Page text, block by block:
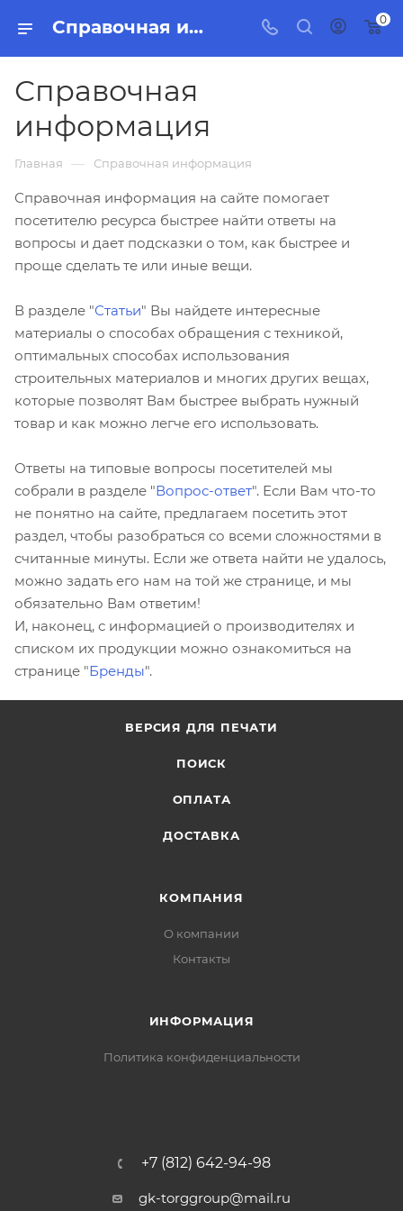
Справочная информация 0
Справочная
информация
Главная — Справочная информация
Справочная информация на сайте помогает
посетителю ресурса быстрее найти ответы на
вопросы и дает подсказки о том, как быстрее и
проще сделать те или иные вещи.
В разделе "Статьи" Вы найдете интересные
материалы о способах обращения с техникой,
оптимальных способах использования
строительных материалов и многих других вещах,
которые позволят Вам быстрее выбрать нужный
товар и как можно легче его использовать.
Ответы на типовые вопросы посетителей мы
собрали в разделе "Вопрос-ответ". Если Вам что-то
не понятно на сайте, предлагаем посетить этот
раздел, чтобы разобраться со всеми сложностями в
считанные минуты. Если же ответа найти не удалось,
можно задать его нам на той же странице, и мы
обязательно Вам ответим!
И, наконец, с информацией о производителях и
списком их продукции можно ознакомиться на
странице "Бренды".
ВЕРСИЯ ДЛЯ ПЕЧАТИ
ПОИСК
ОПЛАТА
ДОСТАВКА
КОМПАНИЯ
О компании
Контакты
ИНФОРМАЦИЯ
Политика конфиденциальности
+7 (812) 642-94-98
gk-torggroup@mail.ru